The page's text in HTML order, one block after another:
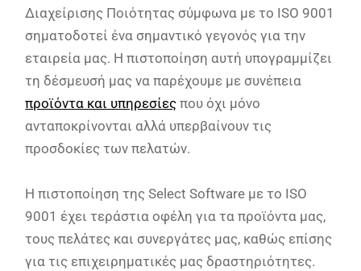
Διαχείρισης Ποιότητας σύμφωνα με το ISO 9001
σηματοδοτεί ένα σημαντικό γεγονός για την
εταιρεία μας. Η πιστοποίηση αυτή υπογραμμίζει
τη δέσμευσή μας να παρέχουμε με συνέπεια
προϊόντα και υπηρεσίες που όχι μόνο
ανταποκρίνονται αλλά υπερβαίνουν τις
προσδοκίες των πελατών.
Η πιστοποίηση της Select Software με το ISO
9001 έχει τεράστια οφέλη για τα προϊόντα μας,
τους πελάτες και συνεργάτες μας, καθώς επίσης
για τις επιχειρηματικές μας δραστηριότητες.